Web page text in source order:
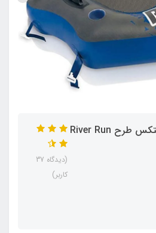
شناور بادی روی آب اینتکس طرح River Run
(دیدگاه 37
کاربر)